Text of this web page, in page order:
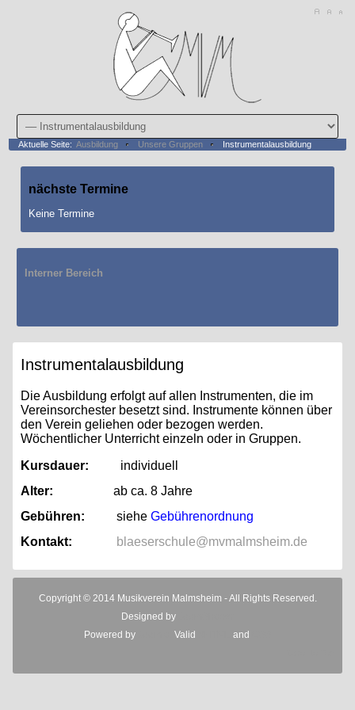
Aktuelle Seite: Ausbildung Unsere Gruppen Instrumentalausbildung
nächste Termine
Keine Termine
Interner Bereich
Instrumentalausbildung
Die Ausbildung erfolgt auf allen Instrumenten, die im
Vereinsorchester besetzt sind. Instrumente können über
den Verein geliehen oder bezogen werden.
Wöchentlicher Unterricht einzeln oder in Gruppen.
Kursdauer: individuell
Alter: ab ca. 8 Jahre
Gebühren: sieheGebührenordnung
Kontakt:
blaeserschule@mvmalmsheim.de
Copyright © 2014 Musikverein Malmsheim - All Rights Reserved.
Designed by
Powered byJoomla! Valid and